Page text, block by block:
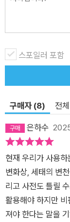
은 대체로 홀스타
바로 칡소인데, 저
기와 콩쥐팥쥐 설
았다는 사실과 왜
우리 생활에 필요함을
실질적 고민에 대
붙이는 ‘양’자에 대
명하고, 유교 문화
려주며, 이는 한 쪽
로 확장한다. 그러
의문이 들 때는 모
는 따뜻한 조언을
스포일러 포함
구매자 (8) 전
은하수
현재 우리가 사용
변화상, 세태의 변
리고 사전도 틀릴
활용해야 하지만
져야 한다는 말을